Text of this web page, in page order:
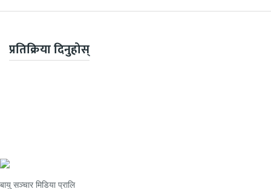
प्रतिक्रिया दिनुहोस्
बायु सञ्चार मिडिया प्रालि